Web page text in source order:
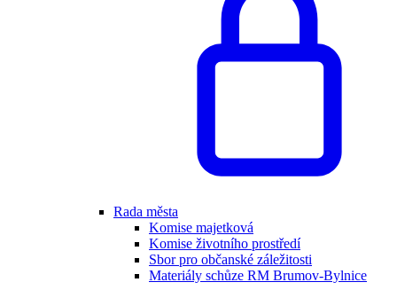
Rada města
Komise majetková
Komise životního prostředí
Sbor pro občanské záležitosti
Materiály schůze RM Brumov-Bylnice